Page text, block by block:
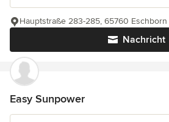
Nachricht
Hauptstraße 283-285, 65760 Eschborn
Easy Sunpower